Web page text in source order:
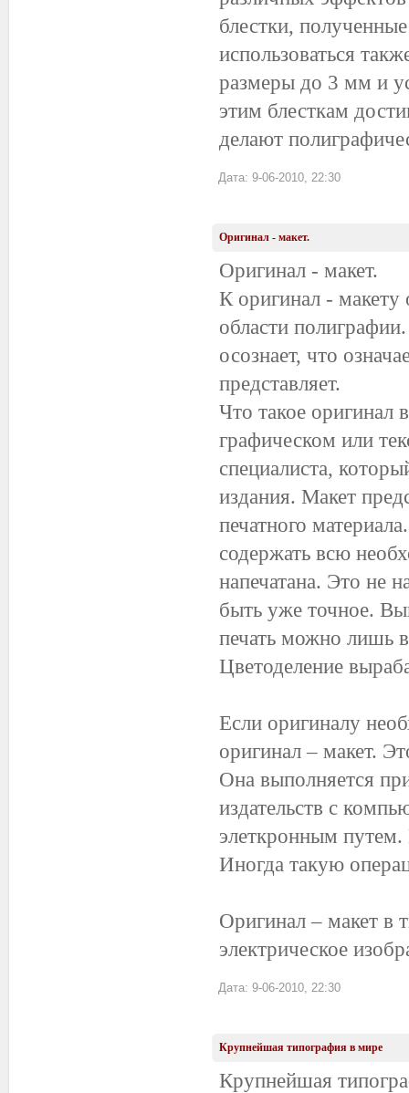
блестки,
использоваться
размеры до 3 мм и
этим блесткам
делают
Дата: 9-06-2010, 22:30
Оригинал - макет.
Оригинал - макет.
К оригинал - макету
области
осознает, что
представляет.
Что такое оригинал
графическом или
специалиста,
издания. Макет
печатного
содержать всю
напечатана. Это не
быть уже точное.
печать можно лишь в
Цветоделение
Если оригиналу
оригинал – макет.
Она выполняется
издательств с
элеткронным
Иногда такую
Оригинал – макет в
электрическое
Дата: 9-06-2010, 22:30
Крупнейшая типография в мире
Крупнейшая